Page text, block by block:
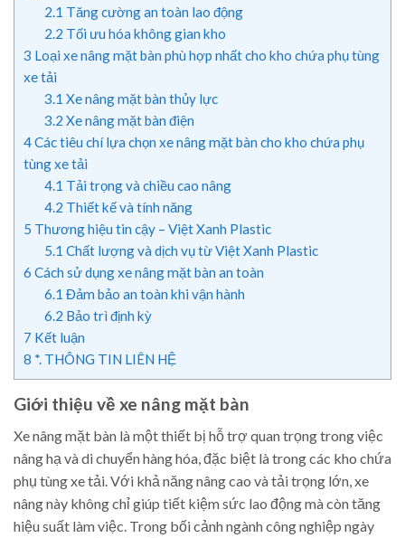
2.1 Tăng cường an toàn lao động
2.2 Tối ưu hóa không gian kho
3 Loại xe nâng mặt bàn phù hợp nhất cho kho chứa phụ tùng
xe tải
3.1 Xe nâng mặt bàn thủy lực
3.2 Xe nâng mặt bàn điện
4Các tiêu chí lựa chọn xe nâng mặt bàn cho kho chứa phụ
tùng xe tải
4.1 Tải trọng và chiều cao nâng
4.2 Thiết kế và tính năng
5 Thương hiệu tin cậy – Việt Xanh Plastic
5.1 Chất lượng và dịch vụ từ Việt Xanh Plastic
6 Cách sử dụng xe nâng mặt bàn an toàn
6.1 Đảm bảo an toàn khi vận hành
6.2 Bảo trì định kỳ
7 Kết luận
8 *. THÔNG TIN LIÊN HỆ
Giới thiệu về xe nâng mặt bàn
Xe nâng mặt bàn là một thiết bị hỗ trợ quan trọng trong việc
nâng hạ và di chuyển hàng hóa, đặc biệt là trong các kho chứa
phụ tùng xe tải. Với khả năng nâng cao và tải trọng lớn, xe
nâng này không chỉ giúp tiết kiệm sức lao động mà còn tăng
hiệu suất làm việc. Trong bối cảnh ngành công nghiệp ngày